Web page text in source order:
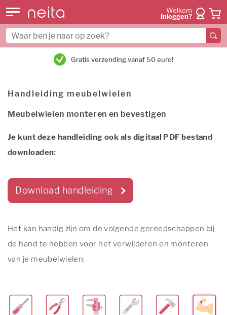
Welkom
Inloggen?
Gratis verzending vanaf 50 euro!
Handleiding meubelwielen
Meubelwielen monteren en bevestigen
Je kunt deze handleiding ook als digitaal PDF bestand
downloaden:
Download handleiding
Het kan handig zijn om de volgende gereedschappen bij
de hand te hebben voor het verwijderen en monteren
van je meubelwielen: